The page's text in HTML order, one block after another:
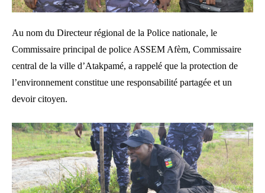
Au nom du Directeur régional de la Police nationale, le
Commissaire principal de police ASSEM Afèm, Commissaire
central de la ville d’Atakpamé, a rappelé que la protection de
l’environnement constitue une responsabilité partagée et un
devoir citoyen.